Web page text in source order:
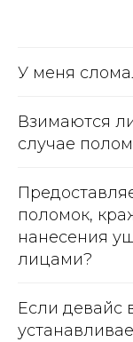
У меня
Взимаются
случае
поломок,
нанесения
лицами?
Если девайс